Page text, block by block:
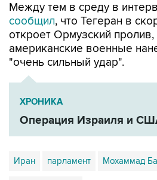
Между тем в среду в
сообщил, что Тегеран в
откроет Ормузский пролив,
американские военные
"очень сильный удар".
ХРОНИКА
Операция Израиля и
Иран парламент Мохаммад